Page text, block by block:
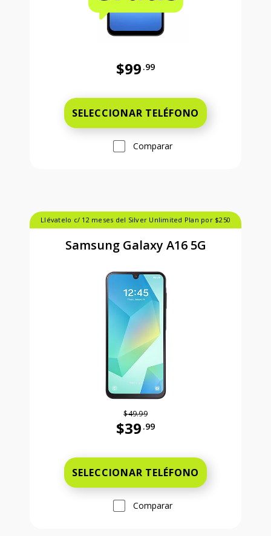
$99 .99
SELECCIONAR TELÉFONO
Comparar
Llévatelo c/ 12 meses del Silver Unlimited Plan por $250
Samsung Galaxy A16 5G
$49.99
$39 .99
SELECCIONAR TELÉFONO
Comparar